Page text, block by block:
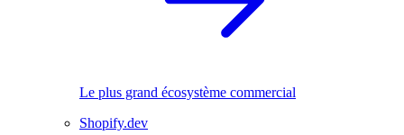
Le plus grand écosystème commercial
Shopify.dev